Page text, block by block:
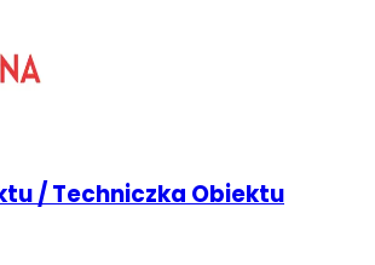
/ Techniczka Obiektu